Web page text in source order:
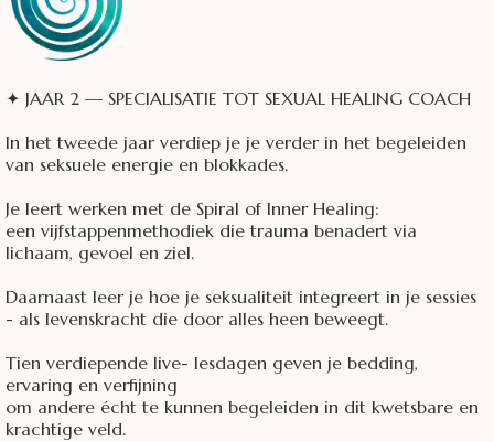
✦ JAAR 2 — SPECIALISATIE TOT SEXUAL HEALING COACH
In het tweede jaar verdiep je je verder in het begeleiden
van seksuele energie en blokkades.
Je leert werken met de Spiral of Inner Healing:
een vijfstappenmethodiek die trauma benadert via
lichaam, gevoel en ziel.
Daarnaast leer je hoe je seksualiteit integreert in je sessies
- als levenskracht die door alles heen beweegt.
Tien verdiepende live- lesdagen geven je bedding,
ervaring en verfijning
om andere écht te kunnen begeleiden in dit kwetsbare en
krachtige veld.